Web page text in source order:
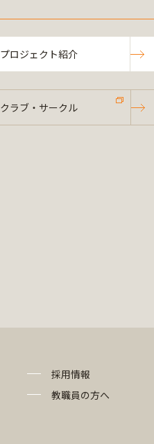
プロジェクト紹介
クラブ・サークル
採用情報
教職員の方へ